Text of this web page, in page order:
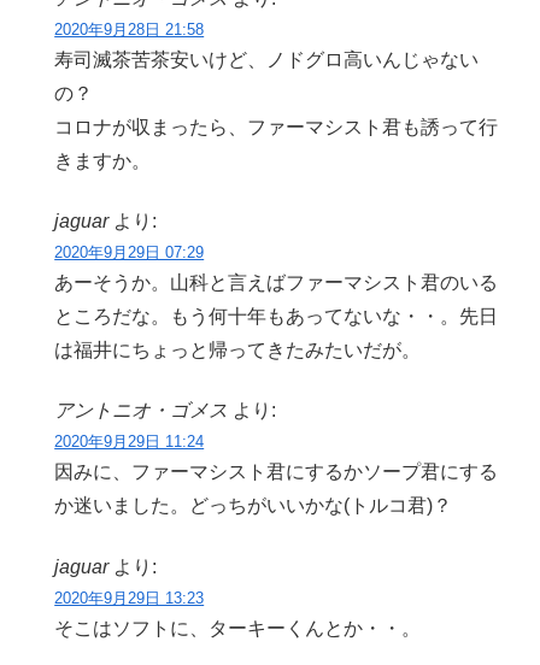
2020年9月28日 21:58
寿司滅茶苦茶安いけど、ノドグロ高いんじゃない
の？
コロナが収まったら、ファーマシスト君も誘って行
きますか。
jaguar より:
2020年9月29日 07:29
あーそうか。山科と言えばファーマシスト君のいる
ところだな。もう何十年もあってないな・・。先日
は福井にちょっと帰ってきたみたいだが。
アントニオ・ゴメス より:
2020年9月29日 11:24
因みに、ファーマシスト君にするかソープ君にする
か迷いました。どっちがいいかな(トルコ君)？
jaguar より:
2020年9月29日 13:23
そこはソフトに、ターキーくんとか・・。